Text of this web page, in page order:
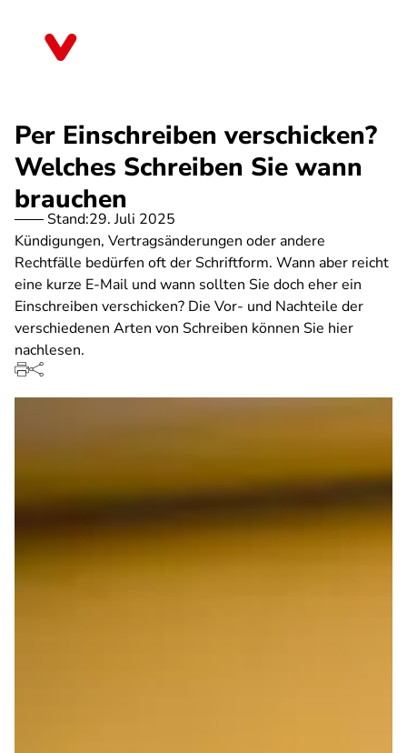
Per Einschreiben verschicken?
Welches Schreiben Sie wann
brauchen
Stand:29. Juli 2025
Kündigungen, Vertragsänderungen oder andere
Rechtfälle bedürfen oft der Schriftform. Wann aber reicht
eine kurze E-Mail und wann sollten Sie doch eher ein
Einschreiben verschicken? Die Vor- und Nachteile der
verschiedenen Arten von Schreiben können Sie hier
nachlesen.